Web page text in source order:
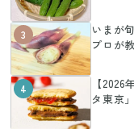
3
いまが
プロが
4
【
タ東京